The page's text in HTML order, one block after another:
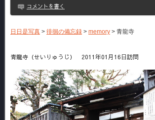
コメントを書く
日日是写真 > 徘徊の備忘録 > memory > 青龍寺
青龍寺（せいりゅうじ） 2011年01月16日訪問